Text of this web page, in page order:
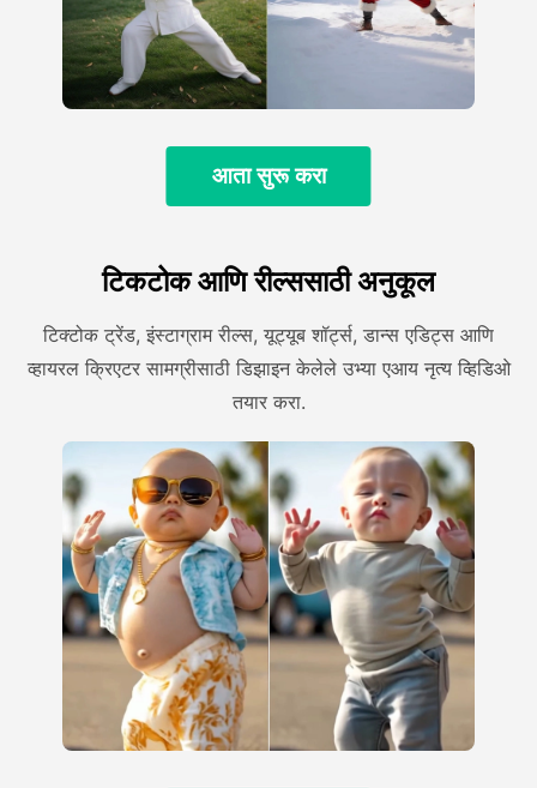
आता सुरू करा
टिकटोक आणि रील्ससाठी अनुकूल
टिक्टोक ट्रेंड, इंस्टाग्राम रील्स, यूट्यूब शॉर्ट्स, डान्स एडिट्स आणि
व्हायरल क्रिएटर सामग्रीसाठी डिझाइन केलेले उभ्या एआय नृत्य व्हिडिओ
तयार करा.